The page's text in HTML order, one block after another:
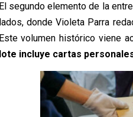
El segundo elemento de la
lados, donde Violeta Parra
Este volumen histórico viene
lote incluye cartas